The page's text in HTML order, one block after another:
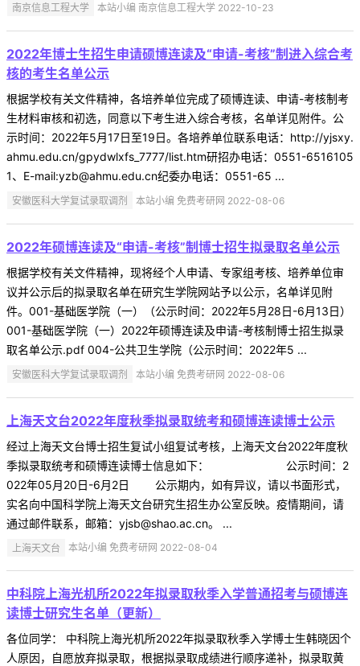
南京信息工程大学 本站小编 南京信息工程大学 2022-10-23
2022年博士生招生申请硕博连读及“申请-考核”制进入综合考
核的考生名单公示
根据学校有关文件精神，各培养单位完成了硕博连读、申请-考核制考
生材料审核和初选，同意以下考生进入综合考核，名单详见附件。公
示时间：2022年5月17日至19日。各培养单位联系电话：http://yjsxy.
ahmu.edu.cn/gpydwlxfs_7777/list.htm研招办电话：0551-6516105
1、E-mail:yzb@ahmu.edu.cn纪委办电话：0551-65 ...
安徽医科大学复试录取调剂 本站小编 免费考研网 2022-08-06
2022年硕博连读及“申请-考核”制博士招生拟录取名单公示
根据学校有关文件精神，现将经个人申请、专家组考核、培养单位审
议并公示后的拟录取名单在研究生学院网站予以公示，名单详见附
件。001-基础医学院（一）（公示时间：2022年5月28日-6月13日）
001-基础医学院（一）2022年硕博连读及申请-考核制博士招生拟录
取名单公示.pdf 004-公共卫生学院（公示时间：2022年5 ...
安徽医科大学复试录取调剂 本站小编 免费考研网 2022-08-06
上海天文台2022年度秋季拟录取统考和硕博连读博士公示
经过上海天文台博士招生复试小组复试考核，上海天文台2022年度秋
季拟录取统考和硕博连读博士信息如下： 公示时间：2
022年05月20日-6月2日 公示期内，如有异议，请以书面形式，
实名向中国科学院上海天文台研究生招生办公室反映。疫情期间，请
通过邮件联系，邮箱：yjsb@shao.ac.cn。 ...
上海天文台 本站小编 免费考研网 2022-08-04
中科院上海光机所2022年拟录取秋季入学普通招考与硕博连
读博士研究生名单（更新）
各位同学： 中科院上海光机所2022年拟录取秋季入学博士生韩晓因个
人原因，自愿放弃拟录取，根据拟录取成绩进行顺序递补，拟录取黄